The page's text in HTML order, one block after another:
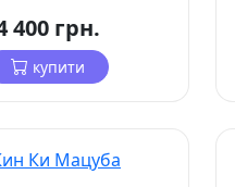
400 грн.
купити